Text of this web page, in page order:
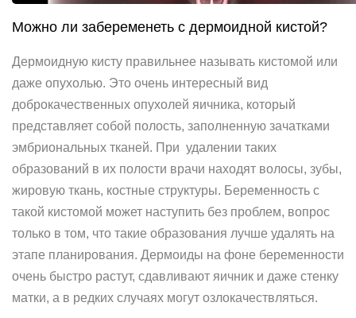
Можно ли забеременеть с дермоидной кистой?
Дермоидную кисту правильнее называть кистомой или
даже опухолью. Это очень интересный вид
доброкачественных опухолей яичника, который
представляет собой полость, заполненную зачатками
эмбриональных тканей. При удалении таких
образований в их полости врачи находят волосы, зубы,
жировую ткань, костные структуры. Беременность с
такой кистомой может наступить без проблем, вопрос
только в том, что такие образования лучше удалять на
этапе планирования. Дермоиды на фоне беременности
очень быстро растут, сдавливают яичник и даже стенку
матки, а в редких случаях могут озлокачествляться.